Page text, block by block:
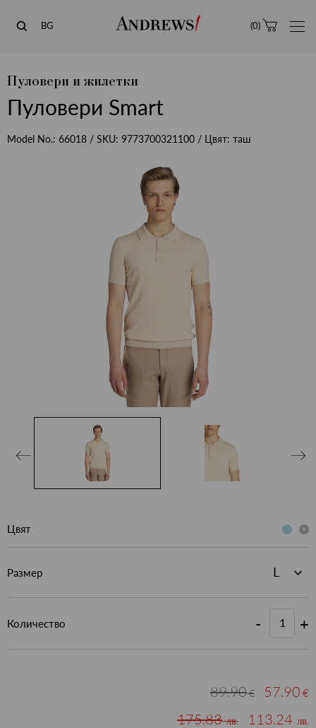
Andrews
BG (0)
Пуловери и жилетки
Пуловери Smart
Model No.: 66018 / SKU: 9773700321100 / Цвят: таш
Цвят
Размер
Количество - +
89.90€ 57.90 €
175.83лв. 113.24 лв.